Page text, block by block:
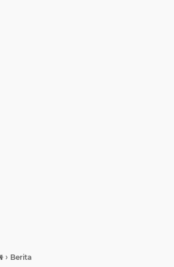
› Berita